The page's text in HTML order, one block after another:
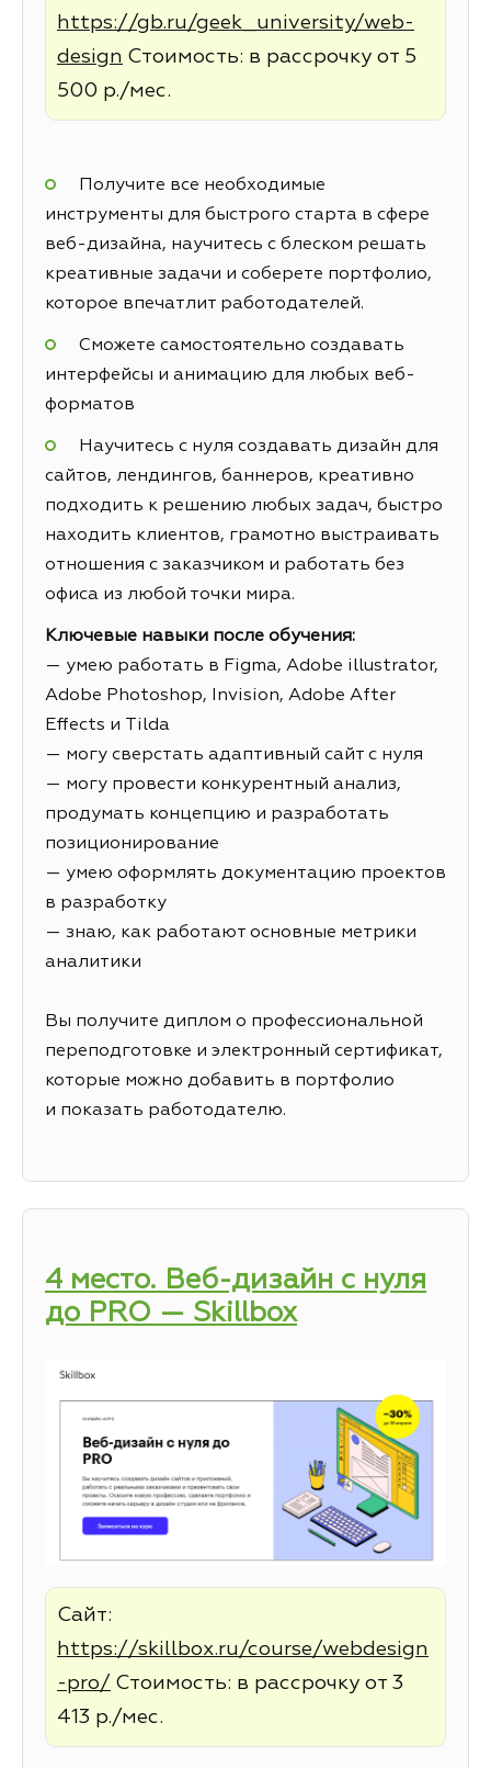
https://gb.ru/geek_university/web-
design Стоимость: в рассрочку от 5
500 р./мес.
Получите все необходимые
инструменты для быстрого старта в сфере
веб-дизайна, научитесь с блеском решать
креативные задачи и соберете портфолио,
которое впечатлит работодателей.
Сможете самостоятельно создавать
интерфейсы и анимацию для любых веб-
форматов
Научитесь с нуля создавать дизайн для
сайтов, лендингов, баннеров, креативно
подходить к решению любых задач, быстро
находить клиентов, грамотно выстраивать
отношения с заказчиком и работать без
офиса из любой точки мира.
Ключевые навыки после обучения:
— умею работать в Figma, Adobe illustrator,
Adobe Photoshop, Invision, Adobe After
Effects и Tilda
— могу сверстать адаптивный сайт с нуля
— могу провести конкурентный анализ,
продумать концепцию и разработать
позиционирование
— умею оформлять документацию проектов
в разработку
— знаю, как работают основные метрики
аналитики
Вы получите диплом о профессиональной
переподготовке и электронный сертификат,
которые можно добавить в портфолио
и показать работодателю.
4 место. Веб-дизайн с нуля
до PRO — Skillbox
Сайт:
https://skillbox.ru/course/webdesign
-pro/ Стоимость: в рассрочку от 3
413 р./мес.